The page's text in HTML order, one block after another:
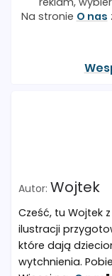
Na stronie O nas
Wojtek
Cześć, tu Wojtek
ilustracji
które dają
wytchnienia.